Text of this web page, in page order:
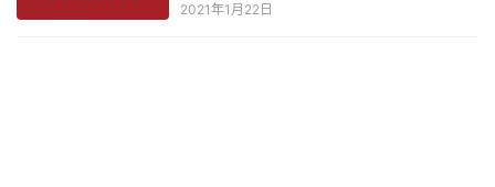
2021年1月22日